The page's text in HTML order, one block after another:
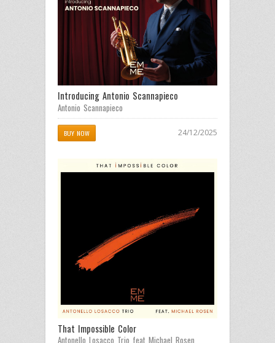
Introducing Antonio Scannapieco
Antonio Scannapieco
BUY NOW 24/12/2025
That Impossible Color
Antonello Losacco Trio feat Michael Rosen